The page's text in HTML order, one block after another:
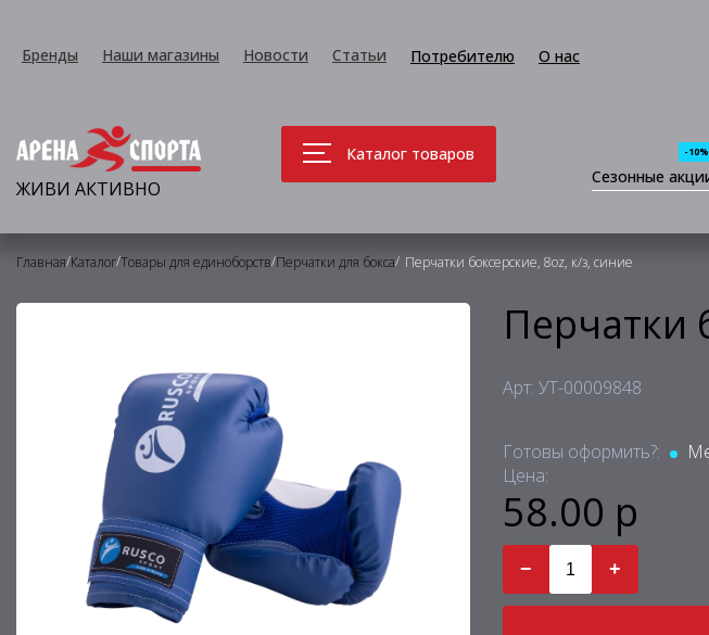
Бренды Наши магазины Новости Статьи Потребителю О нас
ЖИВИ АКТИВНО
Каталог товаров
Сезонные
-10%
Главная/Каталог/Товары для единоборств/Перчатки для бокса/ Перчатки боксерские, 8oz, к/з, синие
Перчатки
Арт: УТ-00009848
Готовы оформить?:
Цена:
58.00 р
− +